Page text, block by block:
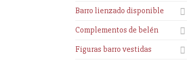
Barro lienzado disponible
Complementos de belén
Figuras barro vestidas